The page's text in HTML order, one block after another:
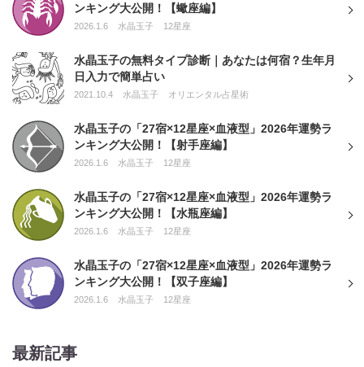
ンキング大公開！【蠍座編】
2026.1.6 水晶玉子 12星座
水晶玉子の無料タイプ診断｜あなたは何宿？生年月
日入力で簡単占い
2021.10.4 水晶玉子 オリエンタル占星術
水晶玉子の「27宿×12星座×血液型」2026年運勢ラ
ンキング大公開！【射手座編】
2026.1.6 水晶玉子 12星座
水晶玉子の「27宿×12星座×血液型」2026年運勢ラ
ンキング大公開！【水瓶座編】
2026.1.6 水晶玉子 12星座
水晶玉子の「27宿×12星座×血液型」2026年運勢ラ
ンキング大公開！【双子座編】
2026.1.6 水晶玉子 12星座
最新記事